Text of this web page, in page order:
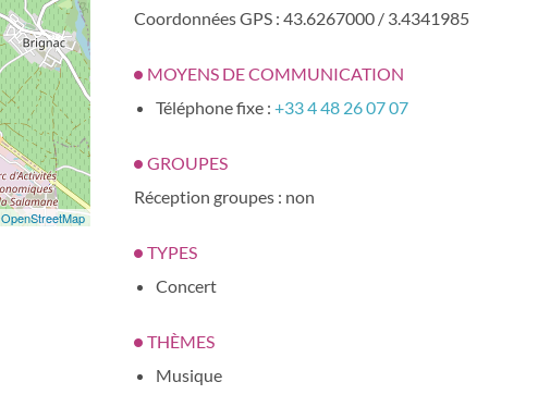
OpenStreetMap
Coordonnées GPS : 43.6267000 / 3.4341985
MOYENS DE COMMUNICATION
Téléphone fixe : +33 4 48 26 07 07
GROUPES
Réception groupes : non
TYPES
Concert
THÈMES
Musique